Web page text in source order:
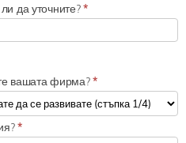
да уточните?*
вашата фирма?*
*